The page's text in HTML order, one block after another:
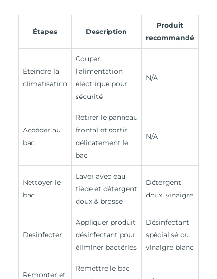
Étapes Description
Produit
recommandé
Éteindre la
climatisation
Couper
l’alimentation
électrique pour
sécurité
N/A
Accéder au
bac
Retirer le panneau
frontal et sortir
délicatement le
bac
N/A
Nettoyer le
bac
Laver avec eau
tiède et détergent
doux & brosse
Détergent
doux, vinaigre
Désinfecter
Appliquer produit
désinfectant pour
éliminer bactéries
Désinfectant
spécialisé ou
vinaigre blanc
Remonter et
Remettre le bac